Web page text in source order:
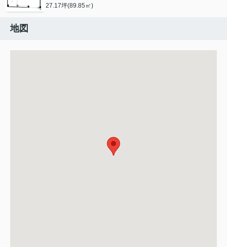
27.17坪(89.85㎡)
地図